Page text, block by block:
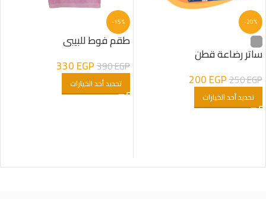
-20%
ساتر رضاعة قطن
250EGP
200EGP
تحديد أحد الخيارات
-15%
طقم فوط للبيبي
390EGP
330EGP
تحديد أحد الخيارات